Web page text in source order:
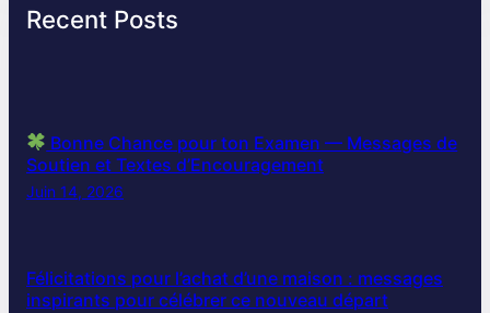
Recent Posts
Bonne Chance pour ton Examen — Messages de
Soutien et Textes d’Encouragement
Juin 14, 2026
Félicitations pour l’achat d’une maison : messages
inspirants pour célébrer ce nouveau départ